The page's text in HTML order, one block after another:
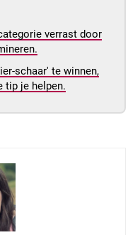
verrast door
schaar' te winnen,
tip je helpen.